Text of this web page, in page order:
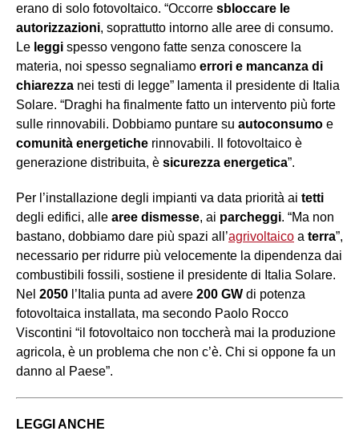
erano di solo fotovoltaico. “Occorre sbloccare le
autorizzazioni, soprattutto intorno alle aree di consumo.
Le leggi spesso vengono fatte senza conoscere la
materia, noi spesso segnaliamo errori e mancanza di
chiarezza nei testi di legge” lamenta il presidente di Italia
Solare. “Draghi ha finalmente fatto un intervento più forte
sulle rinnovabili. Dobbiamo puntare su autoconsumo e
comunità energetiche rinnovabili. Il fotovoltaico è
generazione distribuita, è sicurezza energetica”.
Per l’installazione degli impianti va data priorità ai tetti
degli edifici, alle aree dismesse, ai parcheggi. “Ma non
bastano, dobbiamo dare più spazi all’agrivoltaico a terra”,
necessario per ridurre più velocemente la dipendenza dai
combustibili fossili, sostiene il presidente di Italia Solare.
Nel 2050 l’Italia punta ad avere 200 GW di potenza
fotovoltaica installata, ma secondo Paolo Rocco
Viscontini “il fotovoltaico non toccherà mai la produzione
agricola, è un problema che non c’è. Chi si oppone fa un
danno al Paese”.
LEGGI ANCHE